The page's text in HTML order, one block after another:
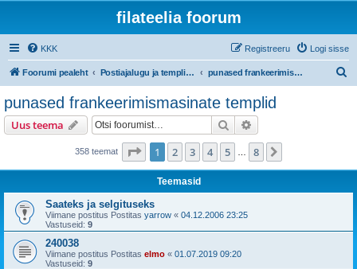
filateelia foorum
KKK Logi sisse
Registreeru
Foorumi pealeht Postiajalugu ja templijäljendite kogumine punased frankeerimismasinate templid
punased frankeerimismasinate templid
Uus teema Otsi
358 teemat . leht8 -st
1 2 3 4 5 8
Teemasid
Saateks ja selgituseks
Viimane postitus Postitas yarrow « 04.12.2006 23:25
Vastuseid: 9
240038
Viimane postitus Postitas elmo « 01.07.2019 09:20
Vastuseid: 9